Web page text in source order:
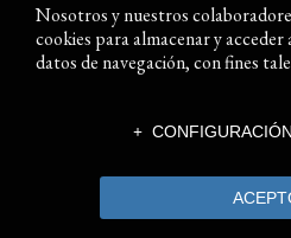
Nosotros y nuestros
cookies para almacenar y
datos de navegación, con fines